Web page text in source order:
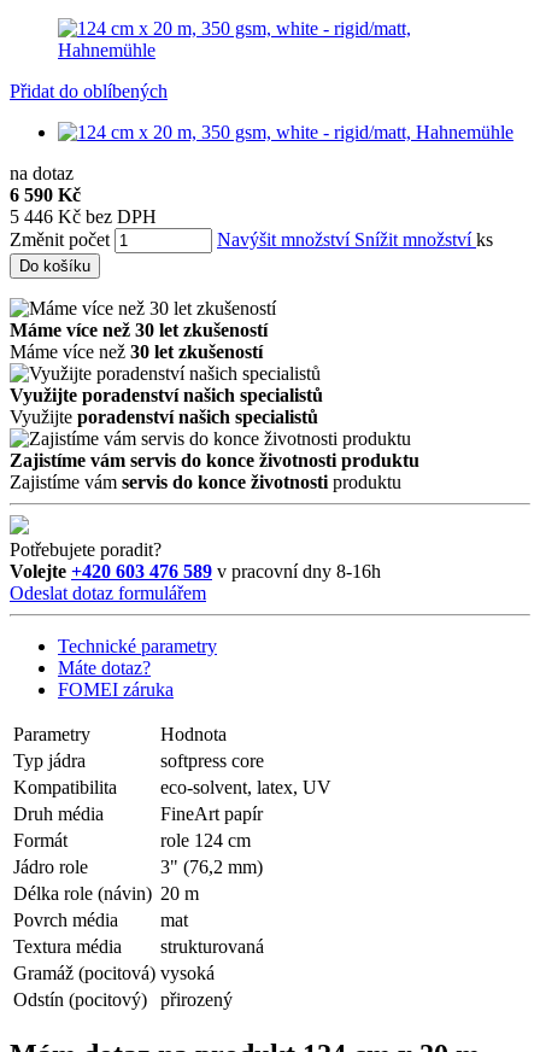
Přidat do oblíbených
na dotaz
6 590 Kč
5 446 Kč bez DPH
Změnit počet
Navýšit množství Snížit množstvíks
Do košíku
Máme více než 30 let zkušeností
Máme více než 30 let zkušeností
Využijte poradenství našich specialistů
Využijte poradenství našich specialistů
Zajistíme vám servis do konce životnosti produktu
Zajistíme vám servis do konce životnosti produktu
Potřebujete poradit?
Volejte +420 603 476 589 v pracovní dny 8-16h
Odeslat dotaz formulářem
Technické parametry
Máte dotaz?
FOMEI záruka
Parametry
Hodnota
Typ jádra
softpress core
Kompatibilita
eco-solvent, latex, UV
Druh média
FineArt papír
Formát
role 124 cm
Jádro role
3" (76,2 mm)
Délka role (návin) 20 m
Povrch média
mat
Textura média
strukturovaná
Gramáž (pocitová) vysoká
Odstín (pocitový)
přirozený